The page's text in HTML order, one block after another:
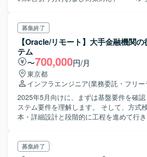
追加など) ‐機器故障時の入れ替え作業(
月次報告書作成や定期Mtg参加 ‐ドキュ
新(運用資料の作成、更新、顧客説明資料
募集終了
【Oracle/リモート】大手金融機関
テム
〜700,000円/月
東京都
インフラエンジニア(業務委託・フリー
2025年5月向けに、まずは基盤要件を確
ステム要件を理解します。 そして、方式
本・詳細設計と段階的に工程を進めて行
ラメータ設計、影響調査 ・構築：手順書
募集終了